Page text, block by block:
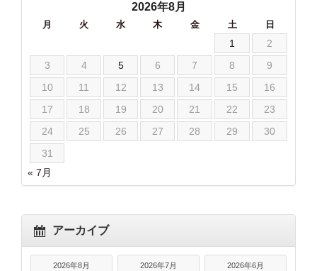
2026年8月
月 火 水 木 金 土 日
1
2
3
4 5 6 7 8
9
10
11 12 13 14 15
16
17
18 19 20 21 22
23
24
25 26 27 28 29
30
31
« 7月
アーカイブ
2026年8月 2026年7月 2026年6月